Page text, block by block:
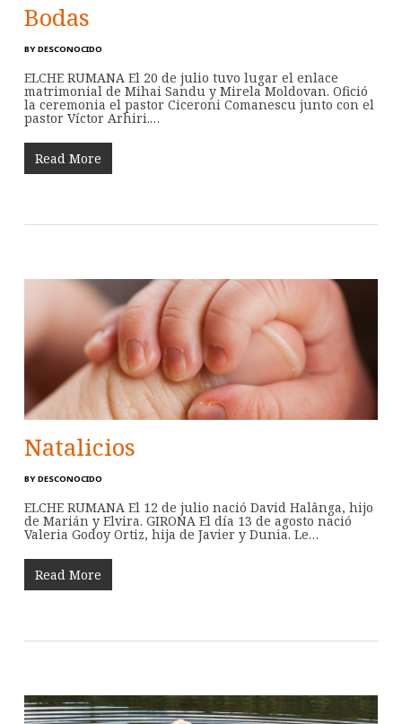
Bodas
BY DESCONOCIDO
ELCHE RUMANA El 20 de julio tuvo lugar el enlace
matrimonial de Mihai Sandu y Mirela Moldovan. Ofició
la ceremonia el pastor Ciceroni Comanescu junto con el
pastor Víctor Arhiri.…
Read More
Natalicios
BY DESCONOCIDO
ELCHE RUMANA El 12 de julio nació David Halânga, hijo
de Marián y Elvira. GIRONA El día 13 de agosto nació
Valeria Godoy Ortiz, hija de Javier y Dunia. Le…
Read More